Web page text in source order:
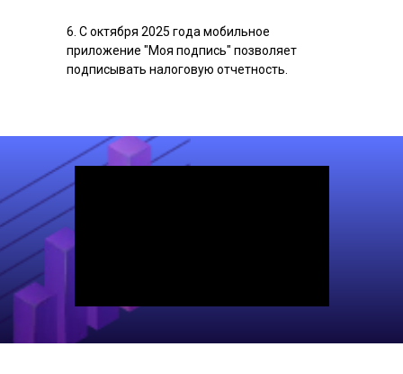
6. С октября 2025 года мобильное
приложение "Моя подпись" позволяет
подписывать налоговую отчетность.